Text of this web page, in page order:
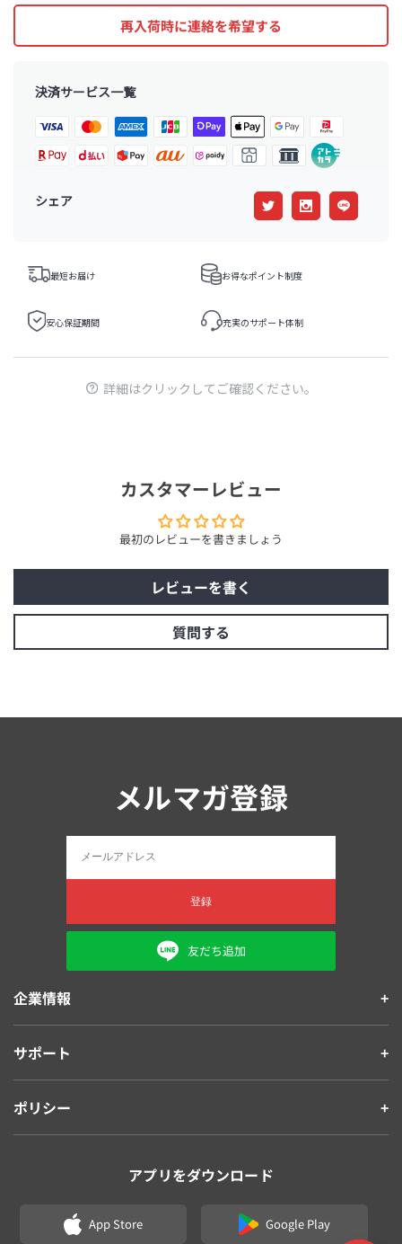
再入荷時に連絡を希望する
決済サービス一覧
シェア
最短お届け お得なポイント制度
安心保証期間 充実のサポート体制
詳細はクリックしてご確認ください。
カスタマーレビュー
最初のレビューを書きましょう
レビューを書く
質問する
メルマガ登録
登録
友だち追加
企業情報
サポート
ポリシー
アプリをダウンロード
App Store Google Play